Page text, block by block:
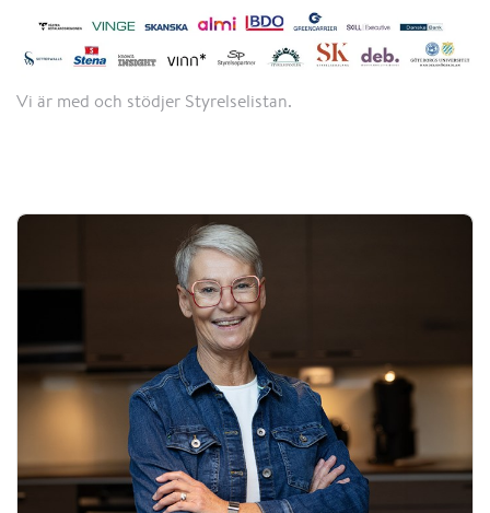
Vi är med och stödjer Styrelselistan.